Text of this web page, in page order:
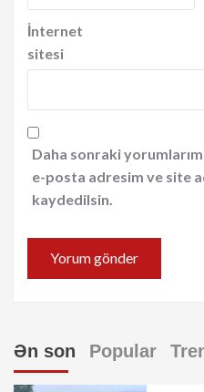
İnternet
sitesi
Daha sonraki
e-posta adresim ve site
kaydedilsin.
Ən son Popular